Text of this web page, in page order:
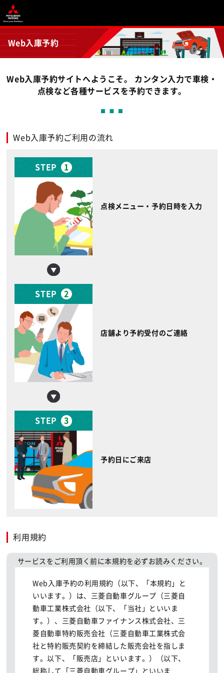
Web入庫予約
Web入庫予約サイトへようこそ。 カンタン入力で車検・
点検など各種サービスを予約できます。
Web入庫予約ご利用の流れ
STEP 1
点検メニュー・予約日時を入力
STEP 2
店舗より予約受付のご連絡
STEP 3
予約日にご来店
利用規約
サービスをご利用頂く前に本規約を必ずお読みください。
Web入庫予約の利用規約（以下、「本規約」と
いいます。）は、三菱自動車グループ（三菱自
動車工業株式会社（以下、「当社」といいま
す。）、三菱自動車ファイナンス株式会社、三
菱自動車特約販売会社（三菱自動車工業株式会
社と特約販売契約を締結した販売会社を指しま
す。以下、「販売店」といいます。）（以下、
総称して「三菱自動車グループ」といいま